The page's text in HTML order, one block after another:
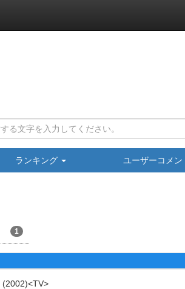
ランキング ユーザーコメン
1
2002 TV